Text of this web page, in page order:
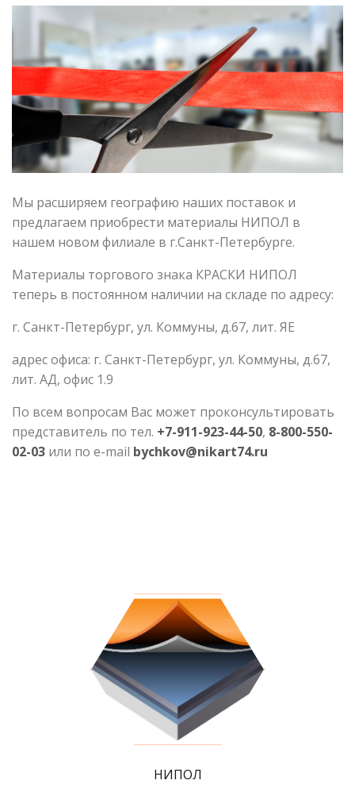
Мы расширяем географию наших поставок и
предлагаем приобрести материалы НИПОЛ в
нашем новом филиале в г.Санкт-Петербурге.
Материалы торгового знака КРАСКИ НИПОЛ
теперь в постоянном наличии на складе по адресу:
г. Санкт-Петербург, ул. Коммуны, д.67, лит. ЯЕ
адрес офиса: г. Санкт-Петербург, ул. Коммуны, д.67,
лит. АД, офис 1.9
По всем вопросам Вас может проконсультировать
представитель по тел. +7-911-923-44-50, 8-800-550-
02-03 или по e-mail bychkov@nikart74.ru
НИПОЛ